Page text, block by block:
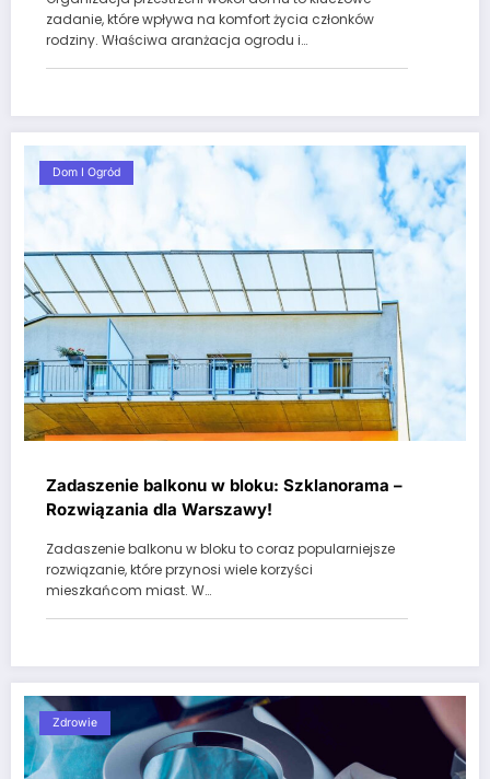
zadanie, które wpływa na komfort życia członków
rodziny. Właściwa aranżacja ogrodu i…
Dom I Ogród
Zadaszenie balkonu w bloku: Szklanorama –
Rozwiązania dla Warszawy!
Zadaszenie balkonu w bloku to coraz popularniejsze
rozwiązanie, które przynosi wiele korzyści
mieszkańcom miast. W…
Zdrowie